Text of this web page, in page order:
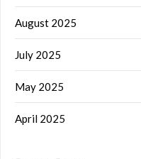
August 2025
July 2025
May 2025
April 2025